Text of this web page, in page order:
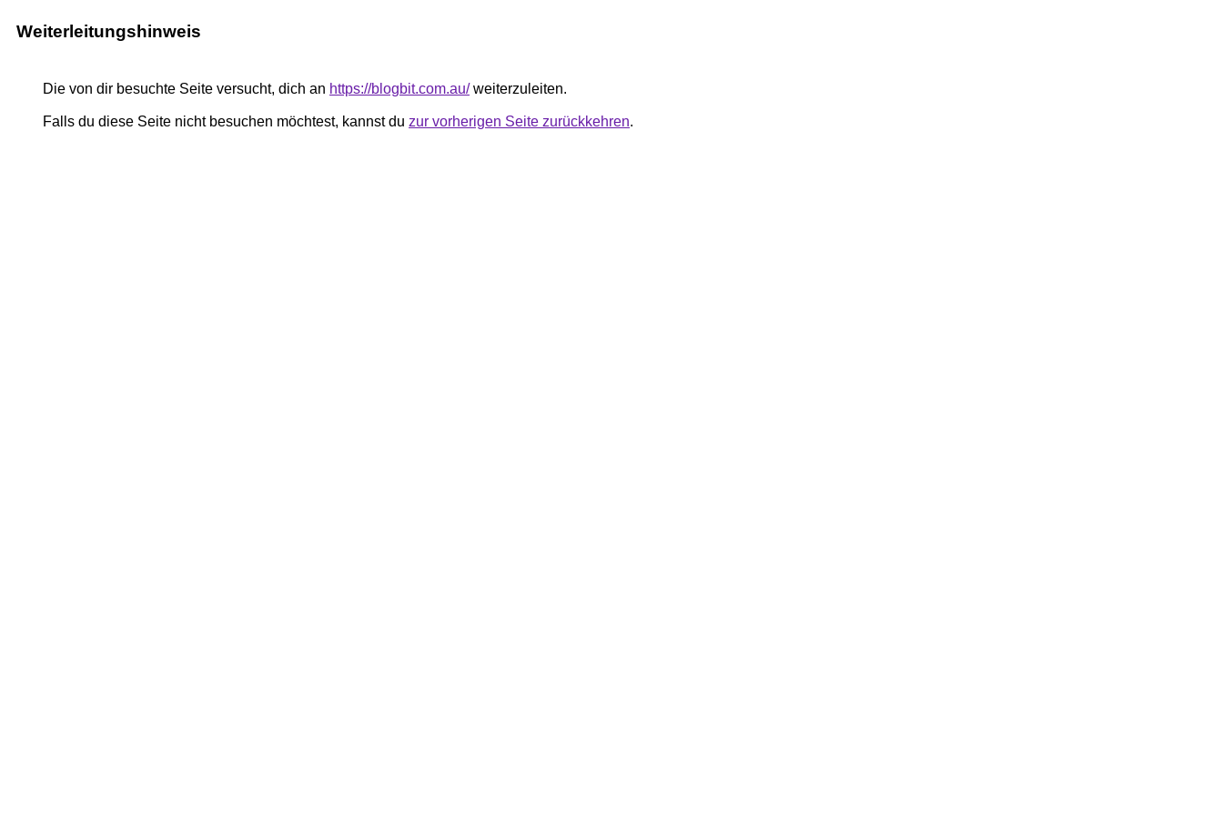
Weiterleitungshinweis
Die von dir besuchte Seite versucht, dich an https://blogbit.com.au/weiterzuleiten.
Falls du diese Seite nicht besuchen möchtest, kannst du zur vorherigen Seite zurückkehren.